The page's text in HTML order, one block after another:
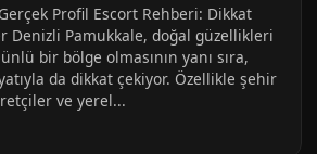
Profil Escort Rehberi: Dikkat
Denizli Pamukkale, doğal güzellikleri
bir bölge olmasının yanı sıra,
da dikkat çekiyor. Özellikle şehir
ve yerel...